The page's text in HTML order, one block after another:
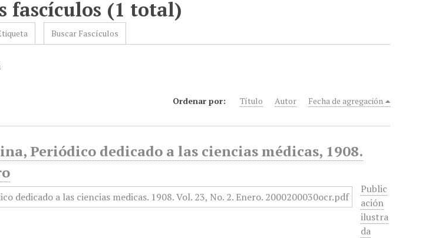
fascículos (1 total)
Buscar Fascículos
Ordenar por: Título Autor Fecha de agregación
Periódico dedicado a las ciencias médicas, 1908.
Public
ación
ilustra
da